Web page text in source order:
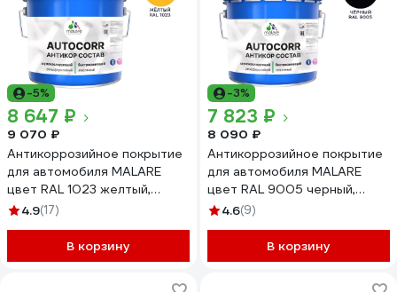
-5%
8 647 ₽
9 070 ₽
Антикоррозийное покрытие
для автомобиля MALARE
цвет RAL 1023 желтый,
матовая, 12,5 кг
4.9(17)
В корзину
-3%
7 823 ₽
8 090 ₽
Антикоррозийное покрытие
для автомобиля MALARE
цвет RAL 9005 черный,
матовая, 12,5 кг
4.6(9)
В корзину